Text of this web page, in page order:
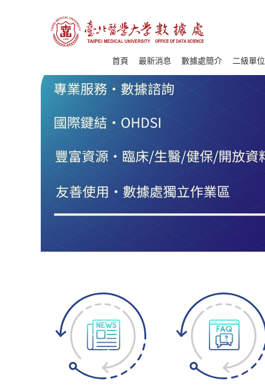
首頁 最新消息 數據處簡介 二級單位